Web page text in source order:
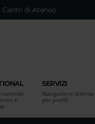
Centri di Ateneo
e
SERVIZI
Navigazione distinta
per profili